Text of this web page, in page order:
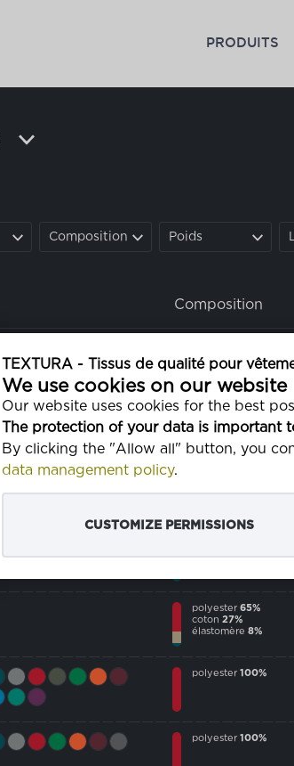
TEXTURA - Tissus de qualité pour
We use cookies on our website
Our website uses cookies for the best
The protection of your data is important
By clicking the "Allow all" button, you
data management policy.
CUSTOMIZE PERMISSIONS
PRODUITS
Composition Poids
Composition
polyester65%
coton27%
élastomère 8%
polyester 65%
coton 27%
élastomère 8%
polyester 100%
polyester 100%